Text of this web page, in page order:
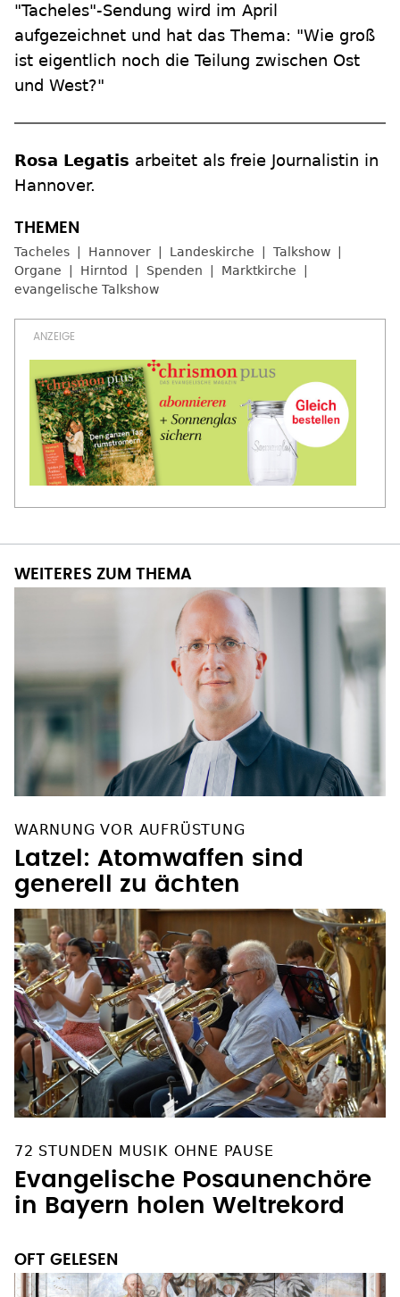
"Tacheles"-Sendung wird im April
aufgezeichnet und hat das Thema: "Wie groß
ist eigentlich noch die Teilung zwischen Ost
und West?"
Rosa Legatis arbeitet als freie Journalistin in
Hannover.
Tacheles Hannover Landeskirche
Talkshow
Organe
Hirntod Spenden
Marktkirche
evangelische Talkshow
WEITERES ZUM THEMA
WARNUNG VOR AUFRÜSTUNG
Latzel: Atomwaffen sind
generell zu ächten
72 STUNDEN MUSIK OHNE PAUSE
Evangelische Posaunenchöre
in Bayern holen Weltrekord
OFT GELESEN